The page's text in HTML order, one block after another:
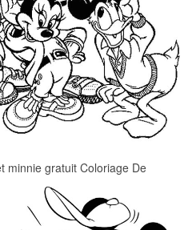
minnie gratuit Coloriage De